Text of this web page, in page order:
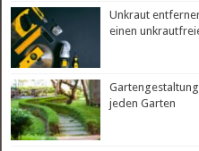
Unkraut
einen
jeden Garten